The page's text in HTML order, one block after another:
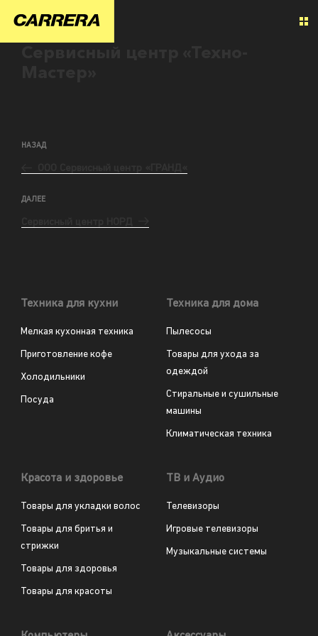
НАЗАД
ДАЛЕЕ
Техника для кухни
Мелкая кухонная техника
Приготовление кофе
Холодильники
Посуда
Техника для дома
Пылесосы
Товары для ухода за
одеждой
Стиральные и сушильные
машины
Климатическая техника
Красота и здоровье
Товары для укладки волос
Товары для бритья и
стрижки
Товары для здоровья
Товары для красоты
ТВ и Аудио
Телевизоры
Игровые телевизоры
Музыкальные системы